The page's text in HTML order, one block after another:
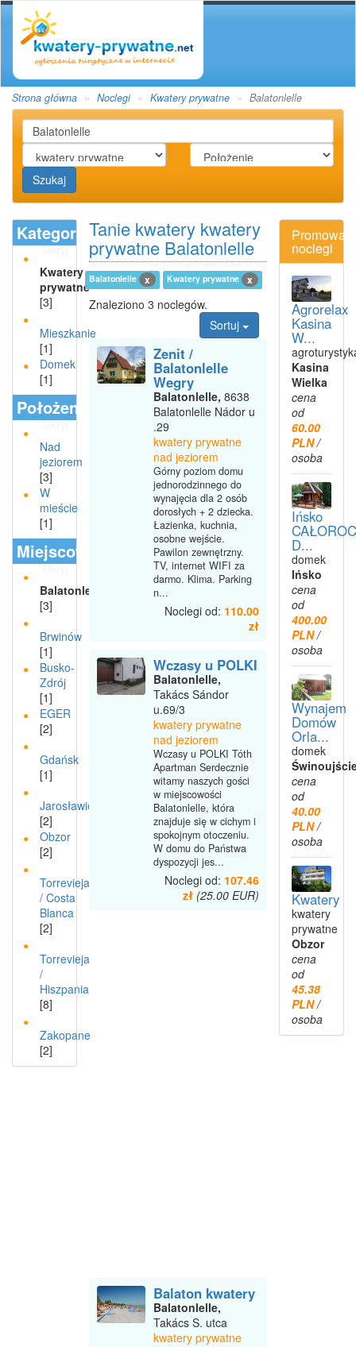
Strona główna Noclegi Kwatery prywatne Balatonlelle
Szukaj
Kategoria
Ukryj
Kwatery
prywatne
[3]
Mieszkanie
[1]
Domek
[1]
Położenie
Ukryj
Nad
jeziorem
[3]
W
mieście
[1]
Miejscowości
Ukryj
Balatonlelle
[3]
Brwinów
[1]
Busko-
Zdrój
[1]
EGER
[2]
Gdańsk
[1]
Jarosławiec
[2]
Obzor
[2]
Torrevieja
/ Costa
Blanca
[2]
Torrevieja
/
Hiszpania
[8]
Zakopane
[2]
Tanie kwatery kwatery
prywatne Balatonlelle
Balatonlelle x Kwatery prywatne x
Znaleziono 3 noclegów.
Sortuj
Zenit /
Balatonlelle
Wegry
Balatonlelle, 8638
Balatonlelle Nádor u
.29
kwatery prywatne
nad jeziorem
Górny poziom domu
jednorodzinnego do
wynajęcia dla 2 osób
dorosłych + 2 dziecka.
Łazienka, kuchnia,
osobne wejście.
Pawilon zewnętrzny.
TV, internet WIFI za
darmo. Klima. Parking
n...
Noclegi od: 110.00
zł
Wczasy u POLKI
Balatonlelle,
Takács Sándor
u.69/3
kwatery prywatne
nad jeziorem
Wczasy u POLKI Tóth
Apartman Serdecznie
witamy naszych gości
w miejscowości
Balatonlelle, która
znajduje się w cichym i
spokojnym otoczeniu.
W domu do Państwa
dyspozycji jes...
Noclegi od: 107.46
zł (25.00 EUR)
Balaton kwatery
Balatonlelle,
Takács S. utca
kwatery prywatne
noclegi
Agrorelax
Kasina
W...
Kasina
Wielka
cena
od
60.00
PLN/
osoba
Ińsko
D...
domek
Ińsko
cena
od
400.00
PLN/
osoba
Wynajem
Domów
Orla...
domek
cena
od
40.00
PLN/
osoba
Kwatery
kwatery
prywatne
Obzor
cena
od
45.38
PLN/
osoba